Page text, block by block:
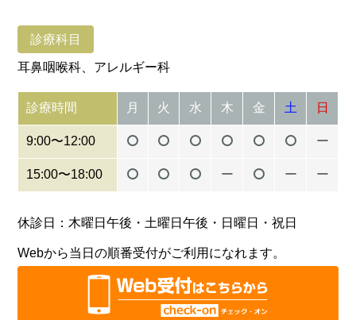
診療科目
耳鼻咽喉科、アレルギー科
診療時間 月 火 水 木 金 土 日
9:00〜12:00 ー
15:00〜18:00 ー ー ー
休診日：木曜日午後・土曜日午後・日曜日・祝日
Webから当日の順番受付がご利用になれます。